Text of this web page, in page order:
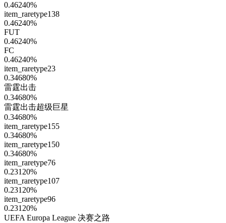
0.46240%
item_raretype138
0.46240%
FUT
0.46240%
FC
0.46240%
item_raretype23
0.34680%
雷霆出击
0.34680%
雷霆出击超级巨星
0.34680%
item_raretype155
0.34680%
item_raretype150
0.34680%
item_raretype76
0.23120%
item_raretype107
0.23120%
item_raretype96
0.23120%
UEFA Europa League 决赛之路